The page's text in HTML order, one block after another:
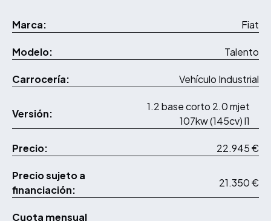
Marca: Fiat
Modelo: Talento
Carrocería: Vehículo Industrial
Versión:
1.2 base corto 2.0 mjet
107kw (145cv) l1
Precio: 22.945 €
Precio sujeto a
financiación:
21.350 €
Cuota mensual